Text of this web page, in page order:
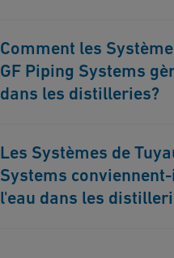
et d'humidité, améliorant le
qualité des spiritueux.
Comment les
GF Piping Systems
dans les distilleries?
facilitent les processus de
ainsi la contamination et
d'hygiène strictes.
Les Systèmes de
Systems
l'eau dans les